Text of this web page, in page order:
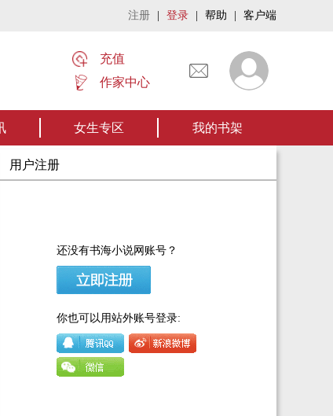
注册 登录 帮助 客户端
充值
作家中心
女生专区 我的书架
用户注册
还没有书海小说网账号？
你也可以用站外账号登录: